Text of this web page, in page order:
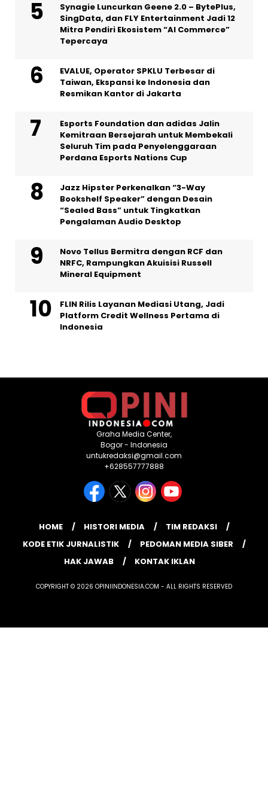
Synagie Luncurkan Geene 2.0 – BytePlus,
SingData, dan FLY Entertainment Jadi 12
Mitra Pendiri Ekosistem “AI Commerce”
Tepercaya
EVALUE, Operator SPKLU Terbesar di
Taiwan, Ekspansi ke Indonesia dan
Resmikan Kantor di Jakarta
Esports Foundation dan adidas Jalin
Kemitraan Bersejarah untuk Membekali
Seluruh Tim pada Penyelenggaraan
Perdana Esports Nations Cup
Jazz Hipster Perkenalkan “3-Way
Bookshelf Speaker” dengan Desain
“Sealed Bass” untuk Tingkatkan
Pengalaman Audio Desktop
Novo Tellus Bermitra dengan RCF dan
NRFC, Rampungkan Akuisisi Russell
Mineral Equipment
FLIN Rilis Layanan Mediasi Utang, Jadi
Platform Credit Wellness Pertama di
Indonesia
Graha Media Center,
Bogor - Indonesia
untukredaksi@gmail.com
+628557777888
HOME HISTORI MEDIA
TIM REDAKSI
KODE ETIK JURNALISTIK
PEDOMAN MEDIA SIBER
HAK JAWAB
KONTAK IKLAN
COPYRIGHT © 2026 OPINIINDONESIA.COM - ALL RIGHTS RESERVED